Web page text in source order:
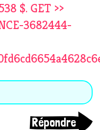
$. GET >>
3682444-
Répondre